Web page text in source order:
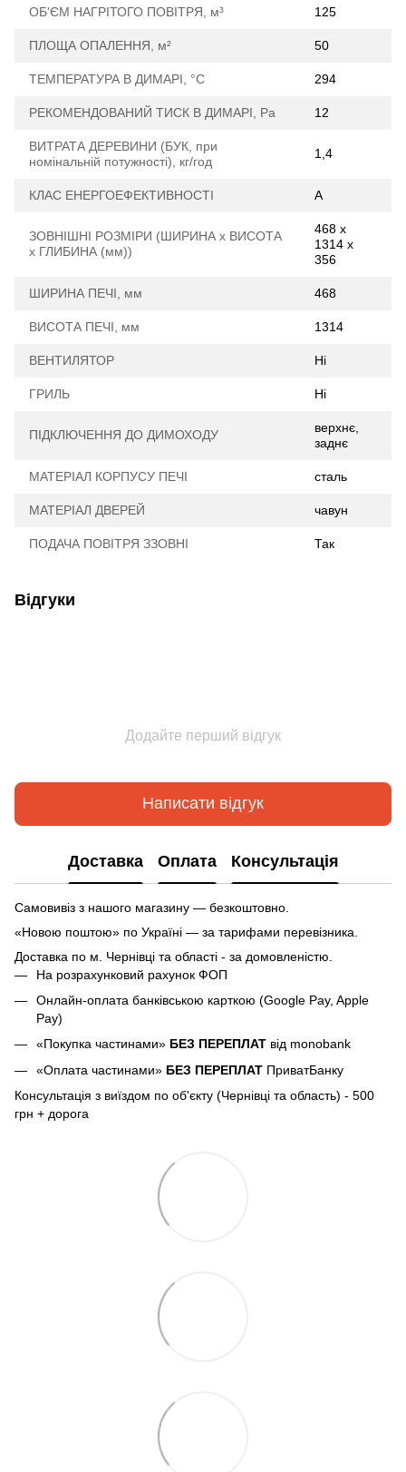
ОБ'ЄМ НАГРІТОГО ПОВІТРЯ, м³ 125
ПЛОЩА ОПАЛЕННЯ, м² 50
ТЕМПЕРАТУРА В ДИМАРІ, °С 294
РЕКОМЕНДОВАНИЙ ТИСК В ДИМАРІ, Ра 12
ВИТРАТА ДЕРЕВИНИ (БУК, при
номінальній потужності), кг/год
1,4
КЛАС ЕНЕРГОЕФЕКТИВНОСТІ А
ЗОВНІШНІ РОЗМІРИ (ШИРИНА х ВИСОТА
х ГЛИБИНА (мм))
468 х
1314 х
356
ШИРИНА ПЕЧІ, мм 468
ВИСОТА ПЕЧІ, мм 1314
ВЕНТИЛЯТОР Ні
ГРИЛЬ Ні
ПІДКЛЮЧЕННЯ ДО ДИМОХОДУ
верхнє,
заднє
МАТЕРІАЛ КОРПУСУ ПЕЧІ сталь
МАТЕРІАЛ ДВЕРЕЙ чавун
ПОДАЧА ПОВІТРЯ ЗЗОВНІ Так
Відгуки
Додайте перший відгук
Написати відгук
Доставка Оплата Консультація
Самовивіз з нашого магазину — безкоштовно.
«Новою поштою» по Україні — за тарифами перевізника.
Доставка по м. Чернівці та області - за домовленістю.
На розрахунковий рахунок ФОП
Онлайн-оплата банківською карткою (Google Pay, Apple
Pay)
«Покупка частинами» БЕЗ ПЕРЕПЛАТ від monobank
«Оплата частинами» БЕЗ ПЕРЕПЛАТ ПриватБанку
Консультація з виїздом по об'єкту (Чернівці та область) - 500
грн + дорога